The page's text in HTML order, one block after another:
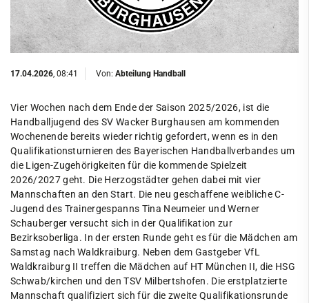
17.04.2026 , 08:41 Von: Abteilung Handball
Vier Wochen nach dem Ende der Saison 2025/2026, ist die
Handballjugend des SV Wacker Burghausen am kommenden
Wochenende bereits wieder richtig gefordert, wenn es in den
Qualifikationsturnieren des Bayerischen Handballverbandes um
die Ligen-Zugehörigkeiten für die kommende Spielzeit
2026/2027 geht. Die Herzogstädter gehen dabei mit vier
Mannschaften an den Start. Die neu geschaffene weibliche C-
Jugend des Trainergespanns Tina Neumeier und Werner
Schauberger versucht sich in der Qualifikation zur
Bezirksoberliga. In der ersten Runde geht es für die Mädchen am
Samstag nach Waldkraiburg. Neben dem Gastgeber VfL
Waldkraiburg II treffen die Mädchen auf HT München II, die HSG
Schwab/kirchen und den TSV Milbertshofen. Die erstplatzierte
Mannschaft qualifiziert sich für die zweite Qualifikationsrunde